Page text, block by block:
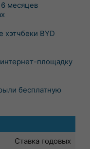
месяцев
хэтчбеки BYD
площадку
бесплатную
Ставка годовых